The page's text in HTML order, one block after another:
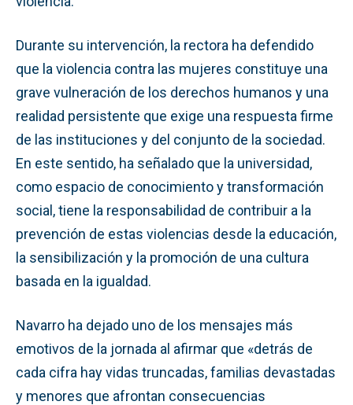
Durante su intervención, la rectora ha defendido
que la violencia contra las mujeres constituye una
grave vulneración de los derechos humanos y una
realidad persistente que exige una respuesta firme
de las instituciones y del conjunto de la sociedad.
En este sentido, ha señalado que la universidad,
como espacio de conocimiento y transformación
social, tiene la responsabilidad de contribuir a la
prevención de estas violencias desde la educación,
la sensibilización y la promoción de una cultura
basada en la igualdad.
Navarro ha dejado uno de los mensajes más
emotivos de la jornada al afirmar que «detrás de
cada cifra hay vidas truncadas, familias devastadas
y menores que afrontan consecuencias